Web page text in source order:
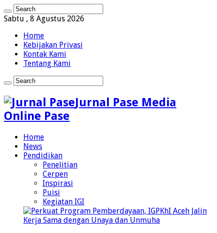
Sabtu , 8 Agustus 2026
Home
Kebijakan Privasi
Kontak Kami
Tentang Kami
Jurnal Pase Media
Online Pase
Home
News
Pendidikan
Penelitian
Cerpen
Inspirasi
Puisi
Kegiatan IGI